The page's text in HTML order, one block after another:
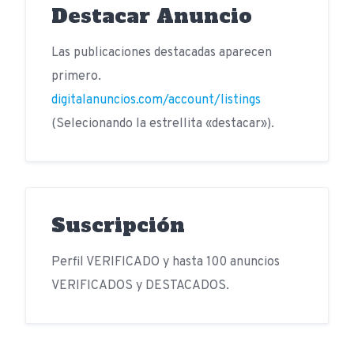
Destacar Anuncio
Las publicaciones destacadas aparecen
primero.
digitalanuncios.com/account/listings
(Selecionando la estrellita «destacar»).
Suscripción
Perfil VERIFICADO y hasta 100 anuncios
VERIFICADOS y DESTACADOS.